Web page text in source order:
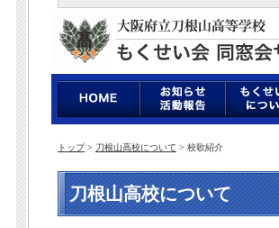
トップ> 刀根山高校について > 校歌紹介
刀根山高校について